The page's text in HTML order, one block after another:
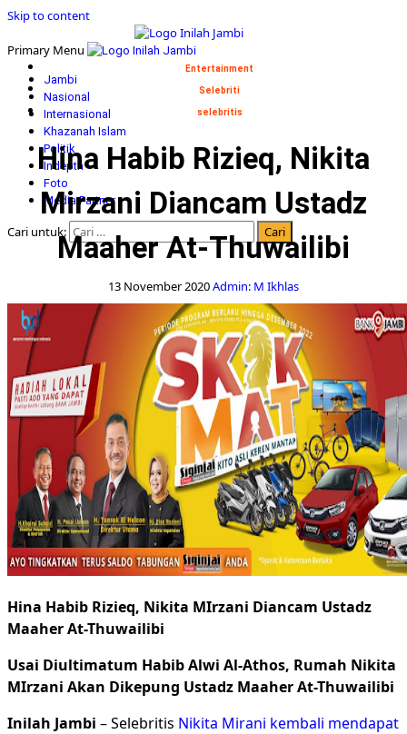
Skip to content
Primary Menu
Jambi
Nasional
Internasional
Khazanah Islam
Politik
Indepth
Foto
Media Partner
Cari untuk:
Entertainment
Selebriti
selebritis
Hina Habib Rizieq, Nikita
Mirzani Diancam Ustadz
Maaher At-Thuwailibi
13 November 2020Admin: M Ikhlas
Hina Habib Rizieq, Nikita MIrzani Diancam Ustadz
Maaher At-Thuwailibi
Usai Diultimatum Habib Alwi Al-Athos, Rumah Nikita
MIrzani Akan Dikepung Ustadz Maaher At-Thuwailibi
Inilah Jambi – Selebritis Nikita Mirani kembali mendapat